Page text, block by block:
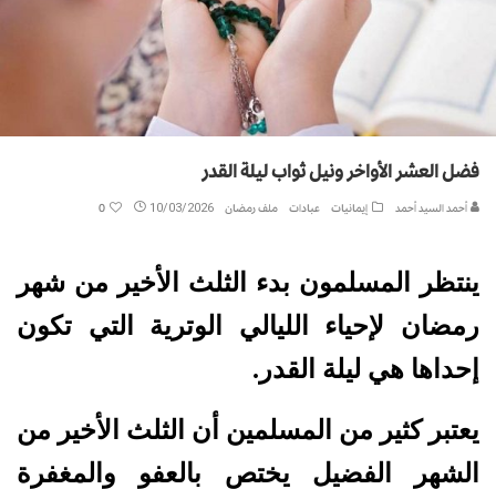
فضل العشر الأواخر ونيل ثواب ليلة القدر
أحمد السيد أحمد إيمانيات عبادات ملف رمضان 10/03/2026
0
ينتظر المسلمون بدء الثلث الأخير من شهر
رمضان لإحياء الليالي الوترية التي تكون
إحداها هي ليلة القدر.
يعتبر كثير من المسلمين أن الثلث الأخير من
الشهر الفضيل يختص بالعفو والمغفرة